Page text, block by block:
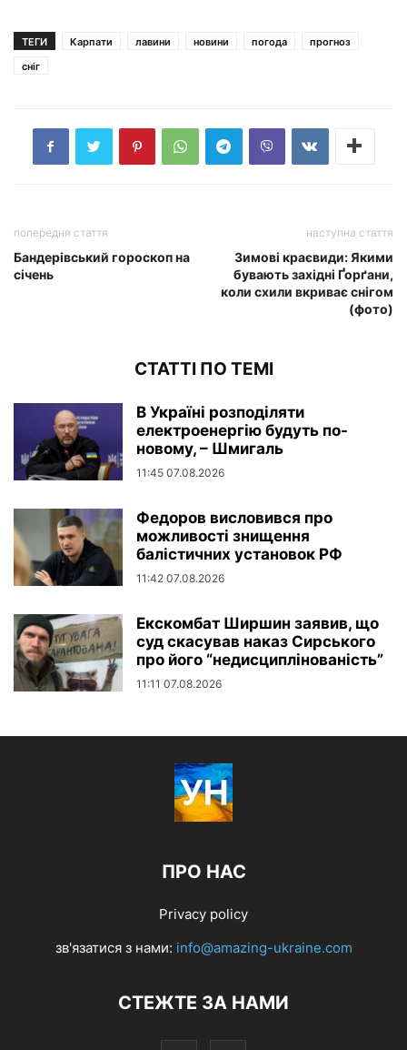
ТЕГИ Карпати лавини новини погода
прогноз
сніг
попередня стаття
Бандерівський гороскоп на
січень
наступна стаття
Зимові краєвиди: Якими
бувають західні Ґорґани,
коли схили вкриває снігом
(фото)
СТАТТІ ПО ТЕМІ
В Україні розподіляти
електроенергію будуть по-
новому, – Шмигаль
11:45 07.08.2026
Федоров висловився про
можливості знищення
балістичних установок РФ
11:42 07.08.2026
Екскомбат Ширшин заявив, що
суд скасував наказ Сирського
про його “недисциплінованість”
11:11 07.08.2026
ПРО НАС
Privacy policy
зв'язатися з нами: info@amazing-ukraine.com
СТЕЖТЕ ЗА НАМИ